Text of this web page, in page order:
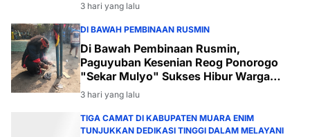
3 hari yang lalu
DI BAWAH PEMBINAAN RUSMIN
Di Bawah Pembinaan Rusmin,
Paguyuban Kesenian Reog Ponorogo
"Sekar Mulyo" Sukses Hibur Warga
Desa Payabakal
3 hari yang lalu
TIGA CAMAT DI KABUPATEN MUARA ENIM
TUNJUKKAN DEDIKASI TINGGI DALAM MELAYANI